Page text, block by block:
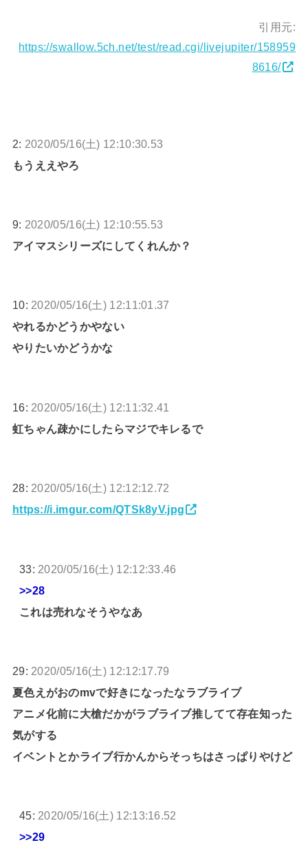
引用元:
https://swallow.5ch.net/test/read.cgi/livejupiter/158959
8616/
2: 2020/05/16(土) 12:10:30.53
もうええやろ
9: 2020/05/16(土) 12:10:55.53
アイマスシリーズにしてくれんか？
10: 2020/05/16(土) 12:11:01.37
やれるかどうかやない
やりたいかどうかな
16: 2020/05/16(土) 12:11:32.41
虹ちゃん疎かにしたらマジでキレるで
28: 2020/05/16(土) 12:12:12.72
https://i.imgur.com/QTSk8yV.jpg
33: 2020/05/16(土) 12:12:33.46
>>28
これは売れなそうやなあ
29: 2020/05/16(土) 12:12:17.79
夏色えがおのmvで好きになったなラブライブ
アニメ化前に大槍だかがラブライブ推してて存在知った
気がする
イベントとかライブ行かんからそっちはさっぱりやけど
45: 2020/05/16(土) 12:13:16.52
>>29